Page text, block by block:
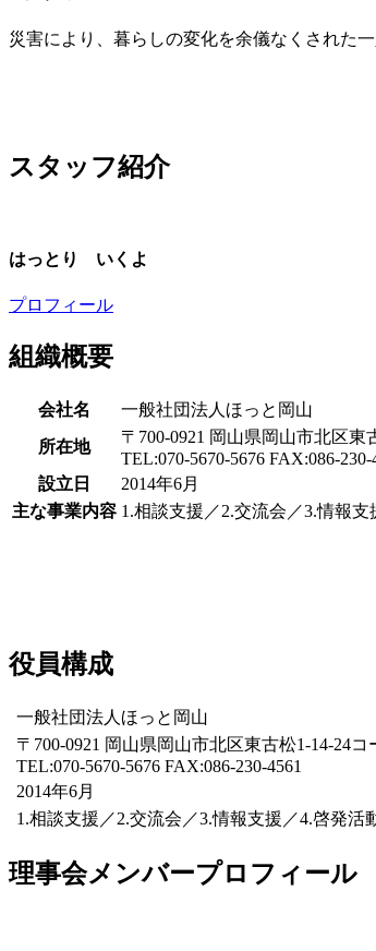
災害により、暮らしの変化を余儀なくされた
スタッフ紹介
はっとり いくよ
プロフィール
組織概要
会社名
一般社団法人ほっと岡山
所在地
〒700-0921 岡山県岡山市北区東
TEL:070-5670-5676 FAX:086-230-
設立日
2014年6月
主な事業内容 1.相談支援／2.交流会／3.情報
役員構成
一般社団法人ほっと岡山
〒700-0921 岡山県岡山市北区東古松1-14-24コ
TEL:070-5670-5676 FAX:086-230-4561
2014年6月
1.相談支援／2.交流会／3.情報支援／4.啓発
理事会メンバープロフィール